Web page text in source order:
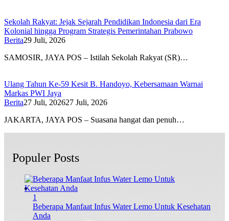
Sekolah Rakyat: Jejak Sejarah Pendidikan Indonesia dari Era
Kolonial hingga Program Strategis Pemerintahan Prabowo
Berita29 Juli, 2026
SAMOSIR, JAYA POS – Istilah Sekolah Rakyat (SR)…
Ulang Tahun Ke-59 Kesit B. Handoyo, Kebersamaan Warnai
Markas PWI Jaya
Berita27 Juli, 202627 Juli, 2026
JAKARTA, JAYA POS – Suasana hangat dan penuh…
Populer Posts
1
Beberapa Manfaat Infus Water Lemo Untuk Kesehatan
Anda